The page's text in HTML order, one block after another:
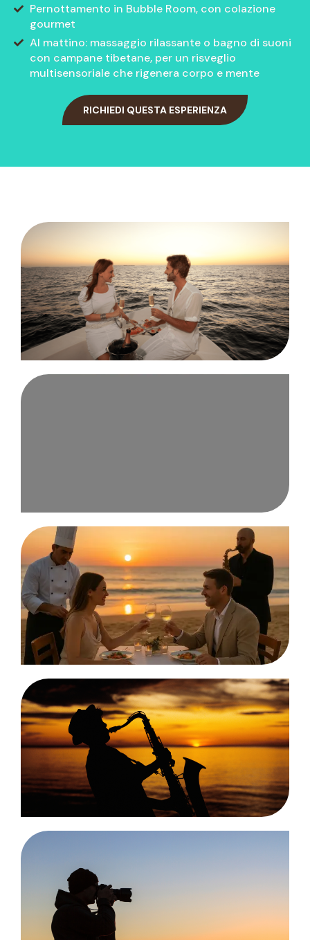
Pernottamento in Bubble Room, con colazione
gourmet
Al mattino: massaggio rilassante o bagno di suoni
con campane tibetane, per un risveglio
multisensoriale che rigenera corpo e mente
RICHIEDI QUESTA ESPERIENZA